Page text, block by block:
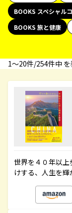
BOOKS スペシャル
BOOKS 旅と健康
1〜20件/254件中
世界を４０年以
けする、人生を